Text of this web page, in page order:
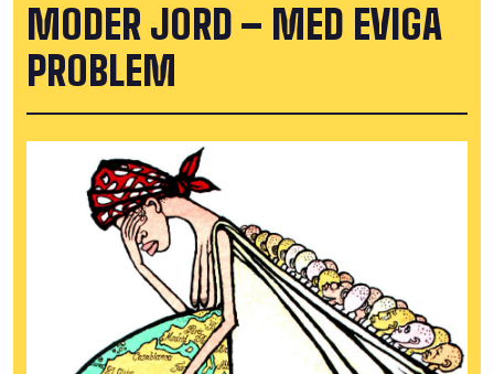
MODER JORD – MED EVIGA
PROBLEM